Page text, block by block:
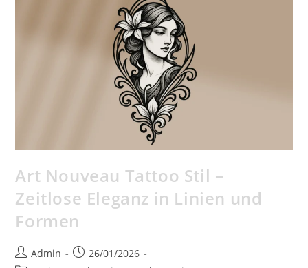
Glanz
Art Nouveau Tattoo Stil –
Zeitlose Eleganz in Linien und
Formen
PostAdmin
Post26/01/2026